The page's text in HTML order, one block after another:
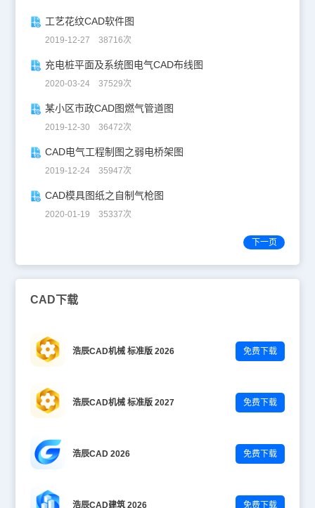
工艺花纹CAD软件图
2019-12-27 38716次
充电桩平面及系统图电气CAD布线图
2020-03-24 37529次
某小区市政CAD图燃气管道图
2019-12-30 36472次
CAD电气工程制图之弱电桥架图
2019-12-24 35947次
CAD模具图纸之自制气枪图
2020-01-19 35337次
下一页
CAD下载
浩辰CAD机械 标准版 2026 免费下载
浩辰CAD机械 标准版 2027 免费下载
浩辰CAD 2026 免费下载
浩辰CAD建筑 2026 免费下载